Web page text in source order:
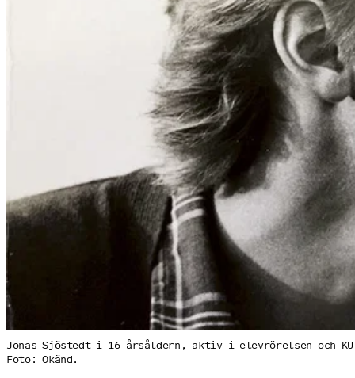
Jonas Sjöstedt i 16-årsåldern, aktiv i elevrörelsen och
Foto: Okänd.